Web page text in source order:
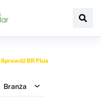
Sprawdź BR Plus
Branża